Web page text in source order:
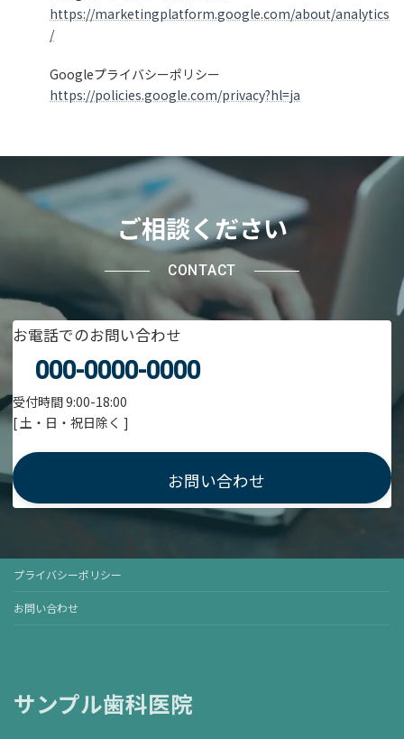
https://marketingplatform.google.com/about/analytics
/
Googleプライバシーポリシー
https://policies.google.com/privacy?hl=ja
ご相談ください
CONTACT
お電話でのお問い合わせ
000-0000-0000
受付時間 9:00-18:00
[ 土・日・祝日除く ]
お問い合わせ
プライバシーポリシー
お問い合わせ
サンプル歯科医院